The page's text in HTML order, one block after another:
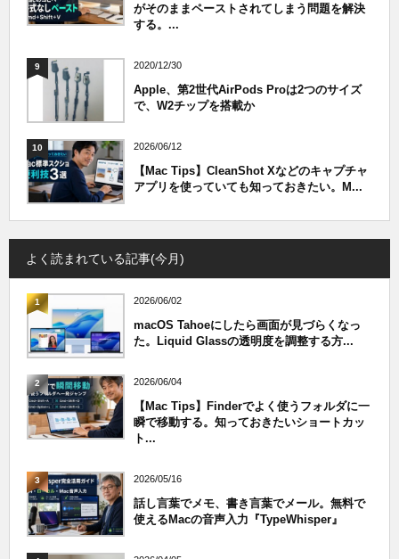
がそのままペーストされてしまう問題を解決
する。...
9 2020/12/30
Apple、第2世代AirPods Proは2つのサイズ
で、W2チップを搭載か
10 2026/06/12
【Mac Tips】CleanShot Xなどのキャプチャ
アプリを使っていても知っておきたい。M...
よく読まれている記事(今月)
1 2026/06/02
macOS Tahoeにしたら画面が見づらくなっ
た。Liquid Glassの透明度を調整する方...
2 2026/06/04
【Mac Tips】Finderでよく使うフォルダに一
瞬で移動する。知っておきたいショートカッ
ト...
3 2026/05/16
話し言葉でメモ、書き言葉でメール。無料で
使えるMacの音声入力『TypeWhisper』